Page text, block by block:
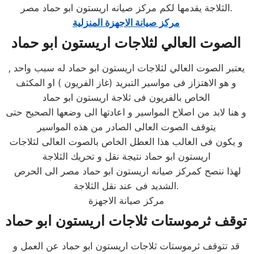
الثلاجة يقدمها لكم مركز صيانه اريستون ابو حماد مصر.
مركز صيانة الاجهزة المنزلية
الصوت العالي لثلاجات اريستون ابو حماد
, يعتبر الصوت العالي لثلاجات اريستون ابو حماد له سبب واحد
و هو الاهتزاز فى مواسير التبريد (غاز الفريون ) او المكثف
الخاص بالفريون فى ثلاجة اريستون ابو حماد
و هنا لابد من اصلاح المواسير و اعادتها الى وضعها الصحيح حتى
يتوقف الصوت العالى الصادر من هذه المواسير
و يكون فى الغالب هذا العطل الخاص بالصوت العالى لثلاجات
اريستون ابو حماد نتيجة نقل و تحريك الثلاجة
الشديد فى عند نقل الثلاجة.
مركز صيانة الاجهزة
توقف ثرموستات ثلاجات اريستون ابو حماد
قد تتوقف ثرموستات ثلاجات اريستون ابو حماد عن العمل و